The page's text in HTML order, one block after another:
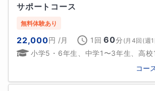
私は、不登校・学校ぎらいのための学
深刻な状況にある多くの子どもたちと
のケアについてさまざまなことを学ん
たとえば、授業をしていくなかで、「
ょっとようすがおかしいな」と感じた
してお話に切り換えることがあります
学校や進路のことで悩んだら、ぜひ授
サポートコース
無料体験あり
22,000円 /月 1回 60分 ( 月4回(週
小学5・6年生、中学1〜3年生、高校
コー